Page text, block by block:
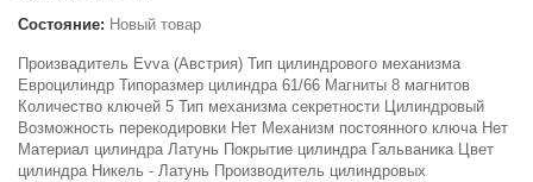
Состояние: Новый товар
Произвадитель Evva (Австрия) Тип цилиндрового механизма
Евроцилиндр Типоразмер цилиндра 61/66 Магниты 8 магнитов
Количество ключей 5 Тип механизма секретности Цилиндровый
Возможность перекодировки Нет Механизм постоянного ключа Нет
Материал цилиндра Латунь Покрытие цилиндра Гальваника Цвет
цилиндра Никель - Латунь Производитель цилиндровых